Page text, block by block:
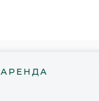
АРЕНДА